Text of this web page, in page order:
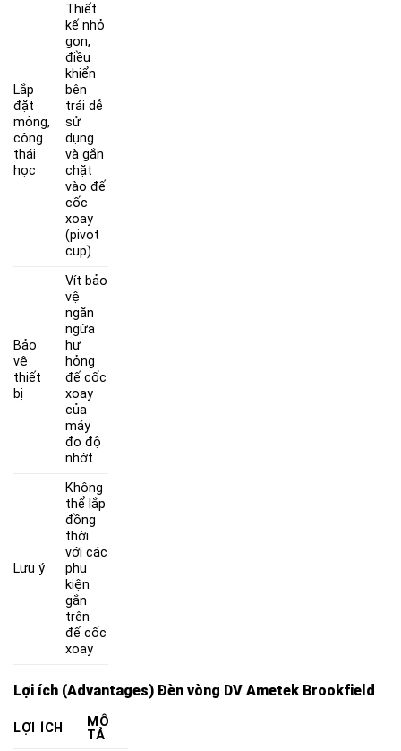
Lắp
đặt
mỏng,
công
thái
học
Thiết
kế nhỏ
gọn,
điều
khiển
bên
trái dễ
sử
dụng
và gắn
chặt
vào đế
cốc
xoay
(pivot
cup)
Bảo
vệ
thiết
bị
Vít bảo
vệ
ngăn
ngừa
hư
hỏng
đế cốc
xoay
của
máy
đo độ
nhớt
Lưu ý
Không
thể lắp
đồng
thời
với các
phụ
kiện
gắn
trên
đế cốc
xoay
Lợi ích (Advantages) Đèn vòng DV Ametek Brookfield
LỢI ÍCH
MÔ
TẢ